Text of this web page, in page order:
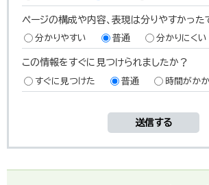
ページの構成や内容、表現は分りやすかった
分かりやすい 普通 分かりにくい
この情報をすぐに見つけられましたか？
すぐに見つけた 普通 時間がか